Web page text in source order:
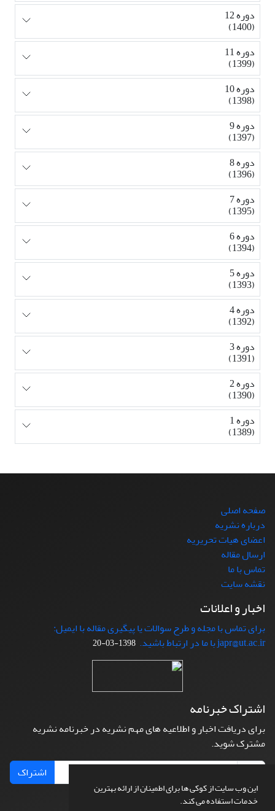
این وب سایت از کوکی ها برای اطمینان از ارائه بهترین
خدمات استفاده می کند.
دوره 12
(1400)
دوره 11
(1399)
دوره 10
(1398)
دوره 9
(1397)
دوره 8
(1396)
دوره 7
(1395)
دوره 6
(1394)
دوره 5
(1393)
دوره 4
(1392)
دوره 3
(1391)
دوره 2
(1390)
دوره 1
(1389)
صفحه اصلی
درباره نشریه
اعضای هیات تحریریه
ارسال مقاله
تماس با ما
نقشه سایت
اخبار و اعلانات
برای تماس با مجله و طرح سوالات یا پیگیری مقاله با ایمیل:
japr@ut.ac.ir با ما در ارتباط باشید.
1398-03-20
اشتراک خبرنامه
برای دریافت اخبار و اطلاعیه های مهم نشریه در خبرنامه نشریه
مشترک شوید.
اشتراک